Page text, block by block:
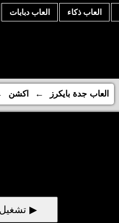
العاب ذكاء العاب دبابات
العاب جدة بايكرز ← اكشن
▶ تشغيل